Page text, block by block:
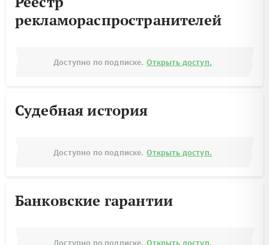
рекламораспространителей
Доступно по подписке. Открыть доступ.
Судебная история
Доступно по подписке. Открыть доступ.
Банковские гарантии
Доступно по подписке. Открыть доступ.